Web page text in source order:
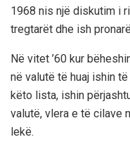
1968 nis një diskutim i
tregtarët dhe ish
Në vitet ’60 kur
në valutë të huaj ishin
këto lista, ishin
valutë, vlera e të cilave
lekë.